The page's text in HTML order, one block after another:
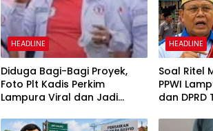
HEADLINE
Diduga Bagi-Bagi Proyek,
Foto Plt Kadis Perkim
Lampura Viral dan Jadi
Netizen
HEADLINE
Soal Ritel
PPWI
dan
02/2016